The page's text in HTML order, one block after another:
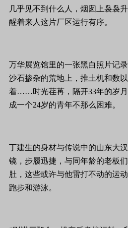
几乎见不到什么人，烟囱上袅袅
醒着来人这片厂区运行有序。
万华展览馆里的一张黑白照片记
沙石掺杂的荒地上，推土机和数
着……时光荏苒，隔开33年的岁
成一个24岁的青年不那么困难。
丁建生的身材与传说中的山东大
镜，步履迅捷，与同年龄的老板
肚，这些或许与他雷打不动的运
跑步和游泳。